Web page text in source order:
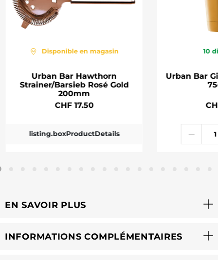
Disponible en magasin
Urban Bar Hawthorn
Strainer/Barsieb Rosé Gold
200mm
CHF 17.50
listing.boxProductDetails
10
Urban Bar
EN SAVOIR PLUS
INFORMATIONS COMPLÉMENTAIRES